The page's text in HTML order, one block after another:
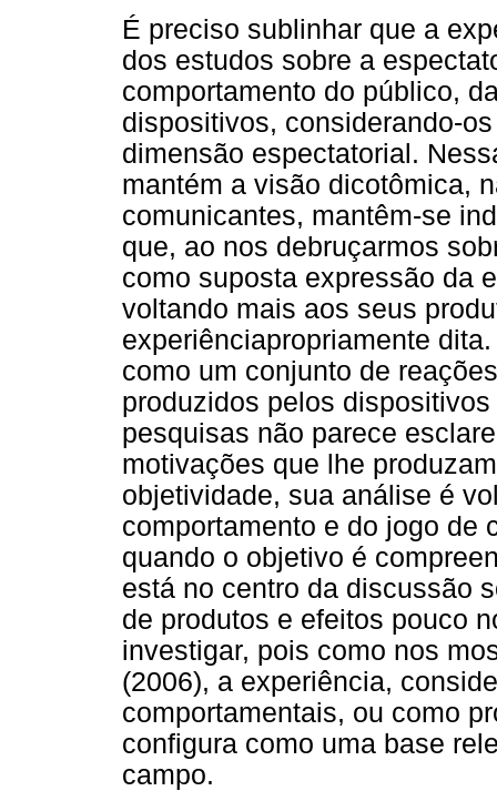
É preciso sublinhar que a
dos estudos sobre a
comportamento do público,
dispositivos, considerando-
dimensão espectatorial.
mantém a visão dicotômica,
comunicantes, mantêm-se
que, ao nos debruçarmos
como suposta expressão da
voltando mais aos seus
experiênciapropriamente
como um conjunto de
produzidos pelos
pesquisas não parece
motivações que lhe
objetividade, sua análise é
comportamento e do jogo de
quando o objetivo é
está no centro da discussão
de produtos e efeitos pouco
investigar, pois como nos
(2006), a experiência,
comportamentais, ou como
configura como uma base
campo.